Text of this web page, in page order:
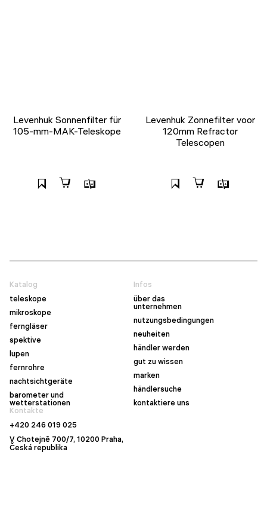
Levenhuk Sonnenfilter für
105-mm-MAK-Teleskope
Levenhuk Zonnefilter voor
120mm Refractor
Telescopen
Katalog
teleskope
mikroskope
ferngläser
spektive
lupen
fernrohre
nachtsichtgeräte
barometer und
wetterstationen
Infos
über das
unternehmen
nutzungsbedingungen
neuheiten
händler werden
gut zu wissen
marken
händlersuche
kontaktiere uns
Kontakte
+420 246 019 025
V Chotejně 700/7, 10200 Praha,
Česká republika